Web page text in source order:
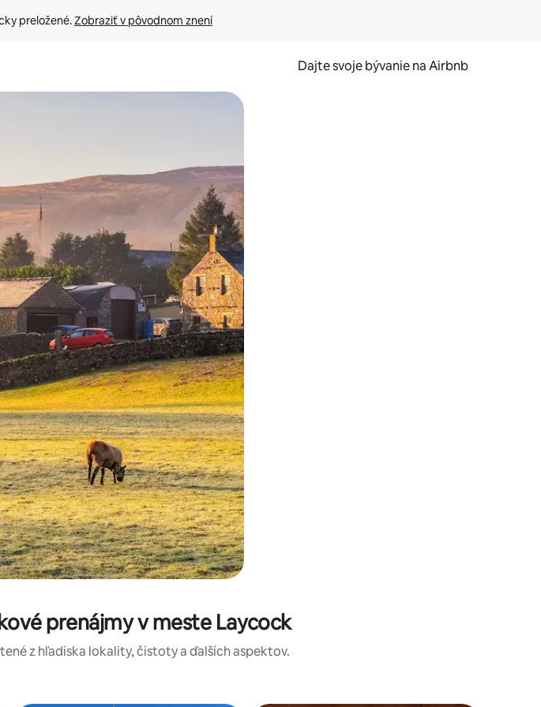
preložené. Zobraziť v pôvodnom znení
Dajte svoje bývanie na Airbnb
nahor a nadol alebo ich preskúmať pomocou dotykových gest či potiahnutia prstom.
prenájmy v meste Laycock
z hľadiska lokality, čistoty a ďalších aspektov.